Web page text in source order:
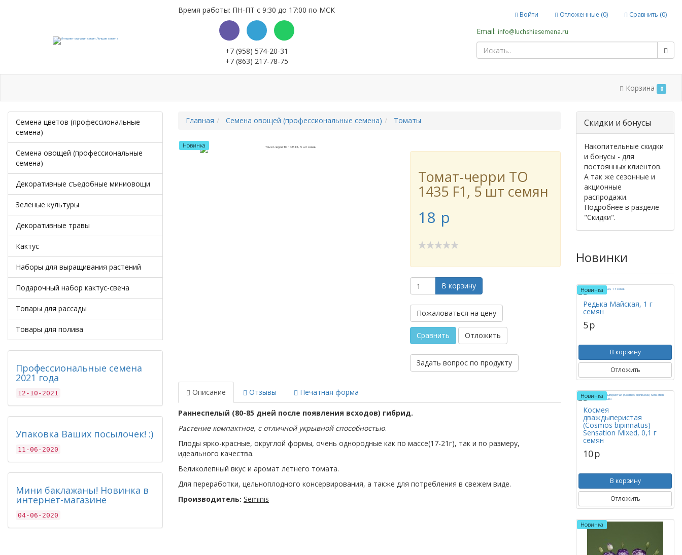
Время работы: ПН-ПТ с 9:30 до 17:00 по МСК
+7 (958) 574-20-31
+7 (863) 217-78-75
Войти Отложенные (0) Сравнить (0)
Email: info@luchshiesemena.ru
Корзина 0
Семена цветов (профессиональные
семена)
Семена овощей (профессиональные
семена)
Декоративные съедобные миниовощи
Зеленые культуры
Декоративные травы
Кактус
Наборы для выращивания растений
Подарочный набор кактус-свеча
Товары для рассады
Товары для полива
Профессиональные семена
2021 года
12-10-2021
Упаковка Ваших посылочек! :)
11-06-2020
Мини баклажаны! Новинка в
интернет-магазине
04-06-2020
Главная Семена овощей (профессиональные семена) Томаты
Новинка
Томат-черри ТО
1435 F1, 5 шт семян
18 p
В корзину
Пожаловаться на цену
Сравнить Отложить
Задать вопрос по продукту
Описание Отзывы Печатная форма
Раннеспелый (80-85 дней после появления всходов) гибрид.
Растение компактное, с отличной укрывной способностью.
Плоды ярко-красные, округлой формы, очень однородные как по массе(17-21г), так и по размеру,
идеального качества.
Великолепный вкус и аромат летнего томата.
Для переработки, цельноплодного консервирования, а также для потребления в свежем виде.
Производитель: Seminis
Cкидки и бонусы
Накопительные скидки
и бонусы - для
постоянных клиентов.
А так же сезонные и
акционные
распродажи.
Подробнее в разделе
"Скидки".
Новинки
Новинка
Редька Майская, 1 г
семян
5p
В корзину
Отложить
Новинка
Космея
дваждыперистая
(Cosmos bipinnatus)
Sensation Mixed, 0,1 г
семян
10p
В корзину
Отложить
Новинка